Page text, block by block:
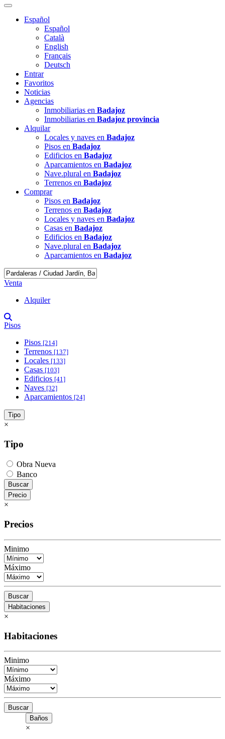
Español
Español
Català
English
Français
Deutsch
Entrar
Favoritos
Noticias
Agencias
Inmobiliarias en Badajoz
Inmobiliarias en Badajoz provincia
Alquilar
Locales y naves en Badajoz
Pisos en Badajoz
Edificios en Badajoz
Aparcamientos en Badajoz
Nave.plural en Badajoz
Terrenos en Badajoz
Comprar
Pisos en Badajoz
Terrenos en Badajoz
Locales y naves en Badajoz
Casas en Badajoz
Edificios en Badajoz
Nave.plural en Badajoz
Aparcamientos en Badajoz
Venta
Alquiler
Pisos
Pisos [214]
Terrenos [137]
Locales [133]
Casas [103]
Edificios [41]
Naves [32]
Aparcamientos [24]
Tipo
×
Tipo
Obra Nueva
Banco
Buscar
Precio
×
Precios
Minimo
Máximo
Buscar
Habitaciones
×
Habitaciones
Minimo
Máximo
Buscar
Baños
×